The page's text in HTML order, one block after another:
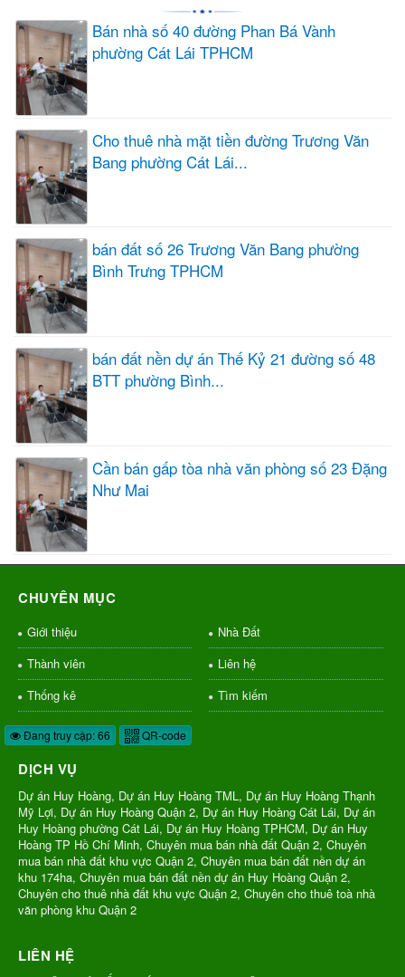
Bán nhà số 40 đường Phan Bá Vành
phường Cát Lái TPHCM
Cho thuê nhà mặt tiền đường Trương Văn
Bang phường Cát Lái...
bán đất số 26 Trương Văn Bang phường
Bình Trưng TPHCM
bán đất nền dự án Thế Kỷ 21 đường số 48
BTT phường Bình...
Cần bán gấp tòa nhà văn phòng số 23 Đặng
Như Mai
CHUYÊN MỤC
Giới thiệu
Nhà Đất
Thành viên
Liên hệ
Thống kê
Tìm kiếm
Đang truy cập: 66 QR-code
DỊCH VỤ
Dự án Huy Hoàng, Dự án Huy Hoàng TML, Dự án Huy Hoàng Thạnh
Mỹ Lợi, Dự án Huy Hoàng Quận 2, Dự án Huy Hoàng Cát Lái, Dự án
Huy Hoàng phường Cát Lái, Dự án Huy Hoàng TPHCM, Dự án Huy
Hoàng TP Hồ Chí Minh, Chuyên mua bán nhà đất Quận 2, Chuyên
mua bán nhà đất khu vực Quận 2, Chuyên mua bán đất nền dự án
khu 174ha, Chuyên mua bán đất nền dự án Huy Hoàng Quận 2,
Chuyên cho thuê nhà đất khu vực Quận 2, Chuyên cho thuê toà nhà
văn phòng khu Quận 2
LIÊN HỆ